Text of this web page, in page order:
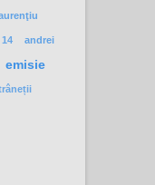
14 andrei
emisie